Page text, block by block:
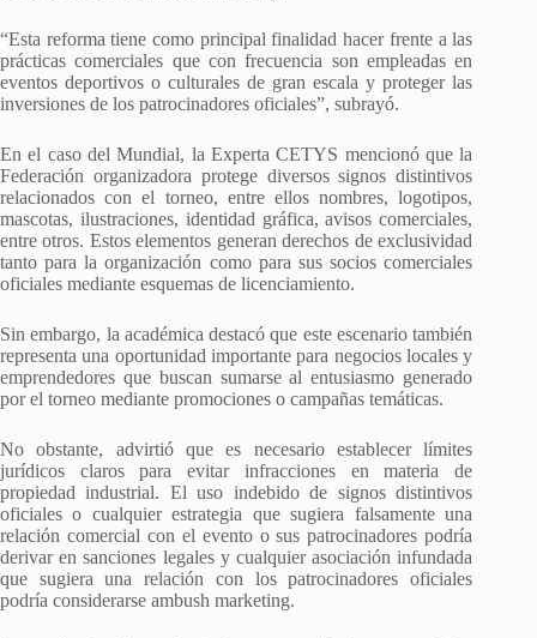
“Esta reforma tiene como principal finalidad hacer frente a las
prácticas comerciales que con frecuencia son empleadas en
eventos deportivos o culturales de gran escala y proteger las
inversiones de los patrocinadores oficiales”, subrayó.
En el caso del Mundial, la Experta CETYS mencionó que la
Federación organizadora protege diversos signos distintivos
relacionados con el torneo, entre ellos nombres, logotipos,
mascotas, ilustraciones, identidad gráfica, avisos comerciales,
entre otros. Estos elementos generan derechos de exclusividad
tanto para la organización como para sus socios comerciales
oficiales mediante esquemas de licenciamiento.
Sin embargo, la académica destacó que este escenario también
representa una oportunidad importante para negocios locales y
emprendedores que buscan sumarse al entusiasmo generado
por el torneo mediante promociones o campañas temáticas.
No obstante, advirtió que es necesario establecer límites
jurídicos claros para evitar infracciones en materia de
propiedad industrial. El uso indebido de signos distintivos
oficiales o cualquier estrategia que sugiera falsamente una
relación comercial con el evento o sus patrocinadores podría
derivar en sanciones legales y cualquier asociación infundada
que sugiera una relación con los patrocinadores oficiales
podría considerarse ambush marketing.